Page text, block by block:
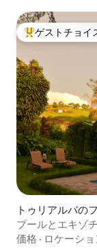
大好評のゲスト
ゲストチョイ
トゥリアルバの
プールとエキゾ
ハウス
価格 · ロケーショ